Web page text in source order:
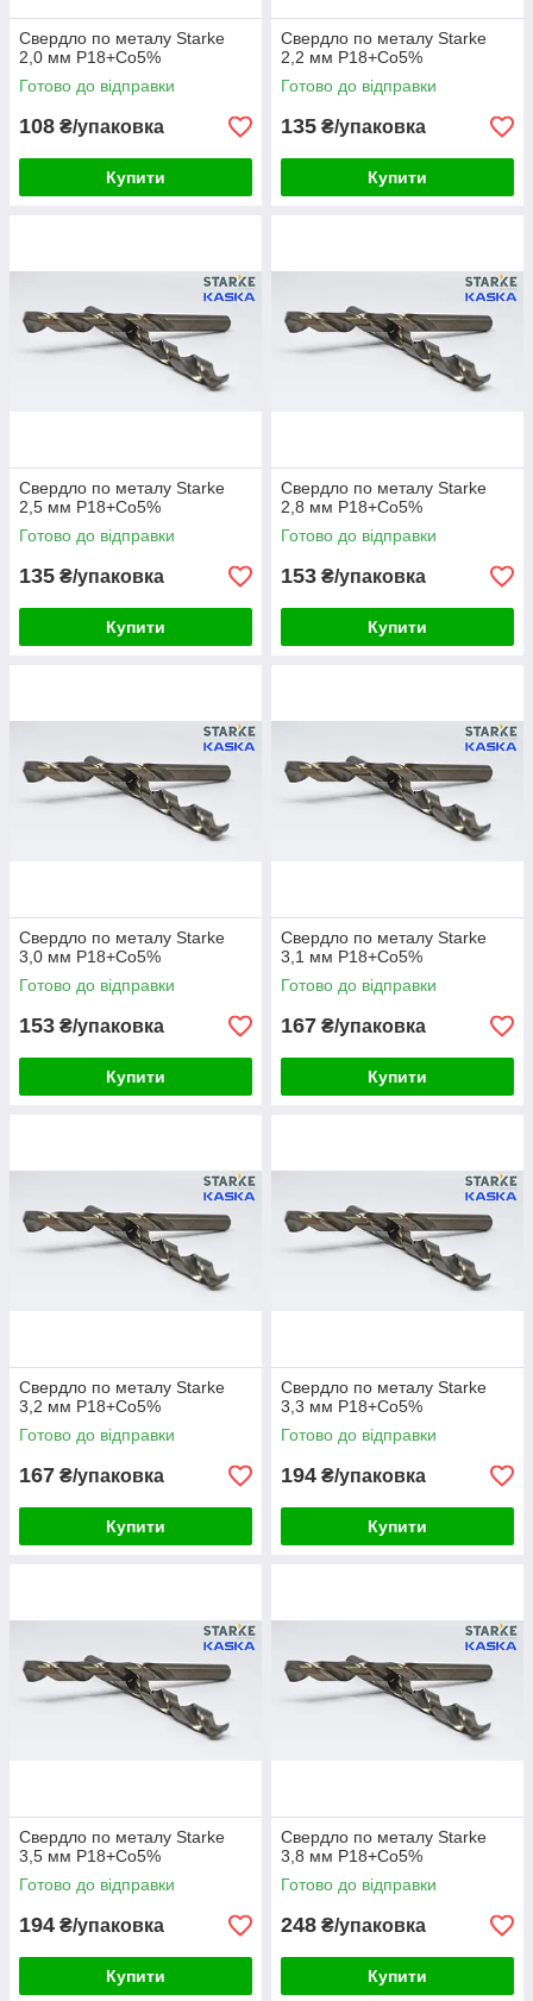
Свердло по металу Starke
2,0 мм Р18+Co5%
Готово до відправки
108 ₴/упаковка
Купити
Свердло по металу Starke
2,2 мм Р18+Co5%
Готово до відправки
135 ₴/упаковка
Купити
Свердло по металу Starke
2,5 мм Р18+Co5%
Готово до відправки
135 ₴/упаковка
Купити
Свердло по металу Starke
2,8 мм Р18+Co5%
Готово до відправки
153 ₴/упаковка
Купити
Свердло по металу Starke
3,0 мм Р18+Co5%
Готово до відправки
153 ₴/упаковка
Купити
Свердло по металу Starke
3,1 мм Р18+Co5%
Готово до відправки
167 ₴/упаковка
Купити
Свердло по металу Starke
3,2 мм Р18+Co5%
Готово до відправки
167 ₴/упаковка
Купити
Свердло по металу Starke
3,3 мм Р18+Co5%
Готово до відправки
194 ₴/упаковка
Купити
Свердло по металу Starke
3,5 мм Р18+Co5%
Готово до відправки
194 ₴/упаковка
Купити
Свердло по металу Starke
3,8 мм Р18+Co5%
Готово до відправки
248 ₴/упаковка
Купити